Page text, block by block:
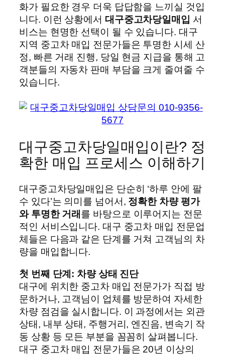
화가 필요한 경우 더욱 답답함을 느끼실 것입
니다. 이런 상황에서 대구중고차당일매입 서
비스는 현명한 선택이 될 수 있습니다. 대구
지역 중고차 매입 전문가들은 투명한 시세 산
정, 빠른 거래 진행, 당일 현금 지급을 통해 고
객분들의 자동차 판매 부담을 크게 줄여줄 수
있습니다.
대구중고차당일매입이란? 정
확한 매입 프로세스 이해하기
대구중고차당일매입은 단순히 ‘하루 안에 팔
수 있다’는 의미를 넘어서, 정확한 차량 평가
와 투명한 거래 를 바탕으로 이루어지는 전문
적인 서비스입니다. 대구 중고차 매입 전문업
체들은 다음과 같은 단계를 거쳐 고객님의 차
량을 매입합니다.
첫 번째 단계: 차량 상태 진단
대구에 위치한 중고차 매입 전문가가 직접 방
문하거나, 고객님이 업체를 방문하여 자세한
차량 점검을 실시합니다. 이 과정에서는 외관
상태, 내부 상태, 주행거리, 엔진음, 변속기 작
동 상황 등 모든 부분을 꼼꼼히 살펴봅니다.
대구 중고차 매입 전문가들은 20년 이상의